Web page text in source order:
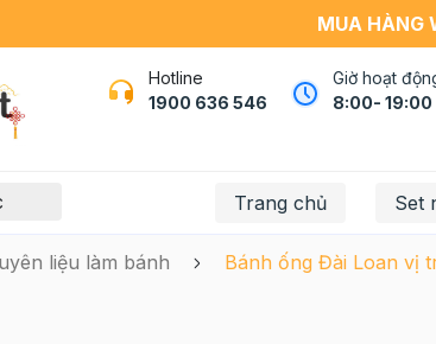
MUA HÀNG
Hotline
1900 636 546
Giờ hoạt
8:00- 19:00
Trang chủ Set
liệu làm bánh Bánh ống Đài Loan vị